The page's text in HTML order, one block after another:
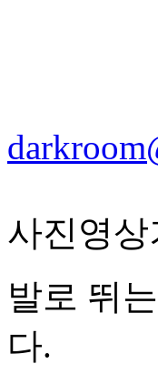
사진영상
발로 뛰
다.